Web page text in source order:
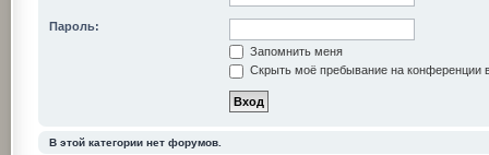
Пароль:
Запомнить меня
Скрыть моё пребывание на конференции
В этой категории нет форумов.